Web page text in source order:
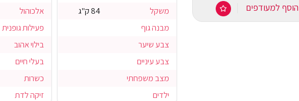
הוסף למעודפים
אלכוהול
פעילות גופנית
בילוי אהוב
בעלי חיים
כשרות
זיקה לדת
משקל
84 ק"ג
מבנה גוף
צבע שיער
צבע עיניים
מצב משפחתי
ילדים